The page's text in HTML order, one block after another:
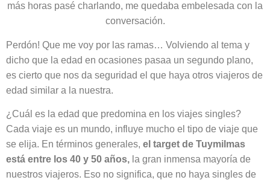
más horas pasé charlando, me quedaba embelesada con la
conversación.
Perdón! Que me voy por las ramas… Volviendo al tema y
dicho que la edad en ocasiones pasaa un segundo plano,
es cierto que nos da seguridad el que haya otros viajeros de
edad similar a la nuestra.
¿Cuál es la edad que predomina en los viajes singles?
Cada viaje es un mundo, influye mucho el tipo de viaje que
se elija. En términos generales, el target de Tuymilmas
está entre los 40 y 50 años, la gran inmensa mayoría de
nuestros viajeros. Eso no significa, que no haya singles de